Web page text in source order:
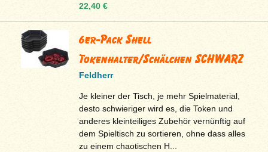
22,40 €
6er-Pack Shell
Tokenhalter/Schälchen SCHWARZ
Feldherr
Je kleiner der Tisch, je mehr Spielmaterial,
desto schwieriger wird es, die Token und
anderes kleinteiliges Zubehör vernünftig auf
dem Spieltisch zu sortieren, ohne dass alles
zu einem chaotischen H...